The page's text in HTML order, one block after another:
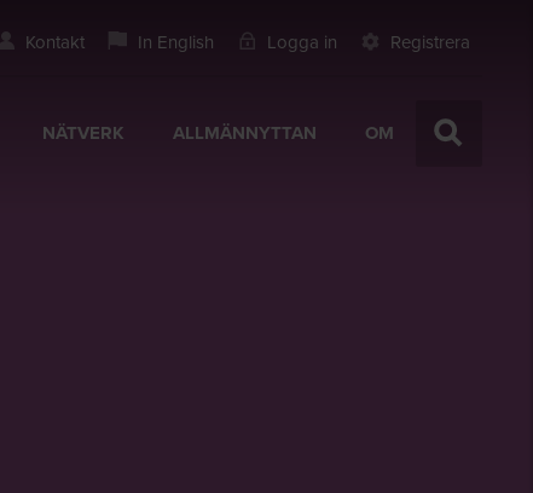
Kontakt In English Logga in Registrera
NÄTVERK ALLMÄNNYTTAN OM